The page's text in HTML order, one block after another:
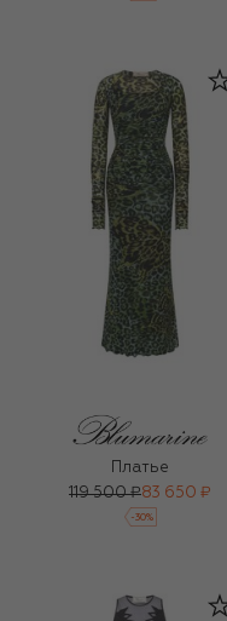
Платье
119 500 ₽83 650 ₽
-30%